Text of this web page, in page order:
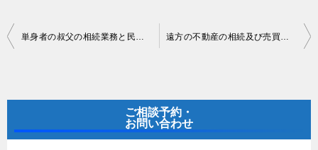
投
ビ
単身者の叔父の相続業務と民法９５８条の３の審判手続き 遠方の不動産の相続及び売買に関して
ご相談予約・
お問い合わせ